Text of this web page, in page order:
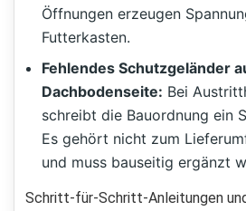
Öffnungen erzeugen
Futterkasten.
Fehlendes Schutzgeländer
Dachbodenseite: Bei
schreibt die Bauordnung ein
Es gehört nicht zum
und muss bauseitig ergänzt
Schritt-für-Schritt-Anleitungen